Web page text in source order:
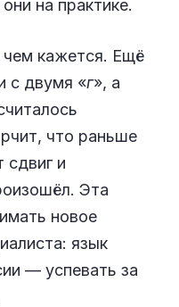
на практике.
чем кажется. Ещё
с двумя «г», а
что раньше
сдвиг и
Эта
новое
язык
— успевать за